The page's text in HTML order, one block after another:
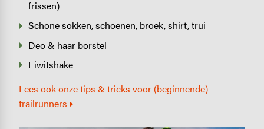
frissen)
Schone sokken, schoenen, broek, shirt, trui
Deo & haar borstel
Eiwitshake
Lees ook onze tips & tricks voor (beginnende)
trailrunners